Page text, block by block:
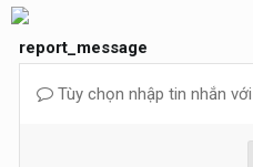
report_message
Tùy chọn nhập tin nhắn